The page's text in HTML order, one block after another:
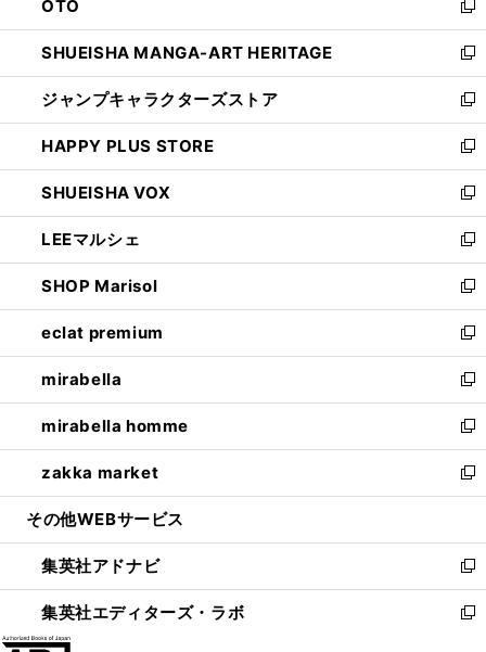
で
開
く
ド
ウ
で
開
く
OTO
新
し
い
ウ
ィ
ン
ド
ウ
で
開
く
SHUEISHA MANGA-ART HERITAGE
新
し
い
ウ
ィ
ン
ド
ウ
で
開
く
ジャンプキャラクターズストア
新
し
い
ウ
ィ
ン
ド
ウ
で
開
く
HAPPY PLUS STORE
新
し
い
ウ
ィ
ン
ド
ウ
で
開
く
SHUEISHA VOX
新
し
い
ウ
ィ
ン
ド
ウ
で
開
く
LEEマルシェ
新
し
い
ウ
ィ
ン
ド
ウ
で
開
く
SHOP Marisol
新
し
い
ウ
ィ
ン
ド
ウ
で
開
eclat premium
新
し
い
ウ
ィ
ン
ド
ウ
開
く
mirabella
新
し
い
ウ
ィ
ン
ウ
で
開
く
mirabella homme
新
し
い
ウ
ン
ド
ウ
で
zakka market
新
し
ウ
ィ
ン
ド
その他WEBサービス
集英社アドナビ
新
し
い
集英社エディターズ・ラボ
新